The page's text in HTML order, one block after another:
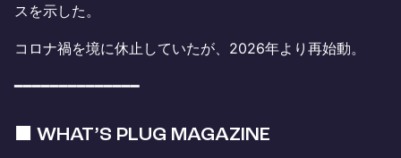
スを示した。
コロナ禍を境に休止していたが、2026年より再始動。
━━━━━━━━━━━━━━
■ WHAT’S PLUG MAGAZINE